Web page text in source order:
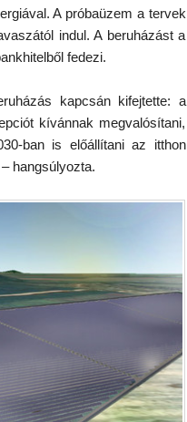
A próbaüzem a tervek
indul. A beruházást a
fedezi.
kapcsán kifejtette: a
kívánnak megvalósítani,
ban is előállítani az itthon
hangsúlyozta.